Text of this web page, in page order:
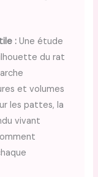
: Une étude
du rat
et volumes
les pattes, la
vivant